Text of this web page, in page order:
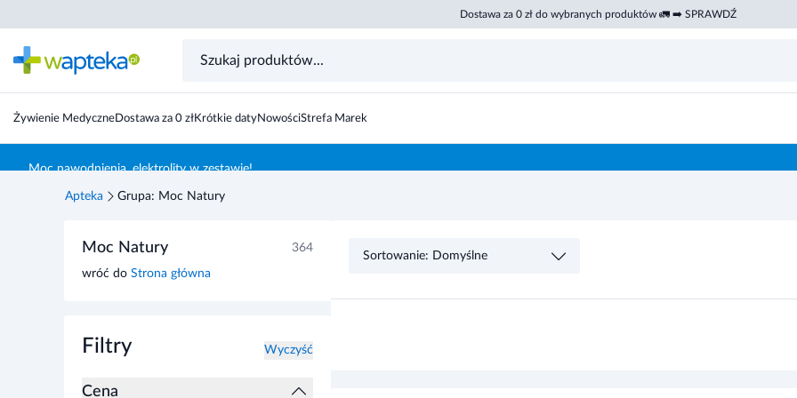
Dostawa za 0 zł do wybranych produktów 🚛 ➡️ SPRAWDŹ
Żywienie MedyczneDostawa za 0 złKrótkie datyNowościStrefa Marek
Moc nawodnienia, elektrolity w zestawie!
Apteka Grupa: Moc Natury
Moc Natury 364
wróć do Strona główna
Filtry Wyczyść
Cena
Sortowanie: Domyślne